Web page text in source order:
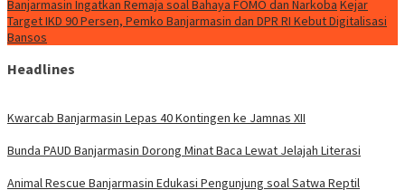
Banjarmasin Ingatkan Remaja soal Bahaya FOMO dan Narkoba Kejar
Target IKD 90 Persen, Pemko Banjarmasin dan DPR RI Kebut Digitalisasi
Bansos
Headlines
Kwarcab Banjarmasin Lepas 40 Kontingen ke Jamnas XII
Bunda PAUD Banjarmasin Dorong Minat Baca Lewat Jelajah Literasi
Animal Rescue Banjarmasin Edukasi Pengunjung soal Satwa Reptil